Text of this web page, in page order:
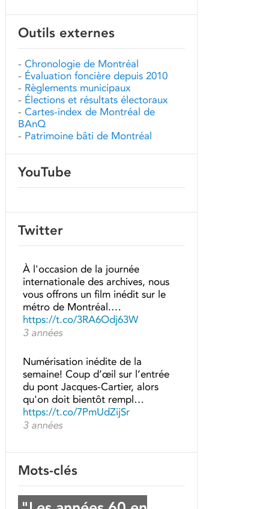
Outils externes
- Chronologie de Montréal
- Évaluation foncière depuis 2010
- Règlements municipaux
- Élections et résultats électoraux
- Cartes-index de Montréal de
BAnQ
- Patrimoine bâti de Montréal
YouTube
Twitter
À l'occasion de la journée
internationale des archives, nous
vous offrons un film inédit sur le
métro de Montréal.…
https://t.co/3RA6Odj63W
3 années
Numérisation inédite de la
semaine! Coup d’œil sur l’entrée
du pont Jacques-Cartier, alors
qu'on doit bientôt rempl…
https://t.co/7PmUdZijSr
3 années
Mots-clés